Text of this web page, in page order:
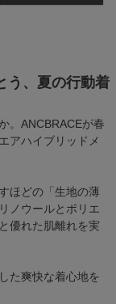
う、夏の行動着
。ANCBRACEが春
アハイブリッドメ
ほどの「生地の薄
ノウールとポリエ
優れた肌離れを実
た爽快な着心地を